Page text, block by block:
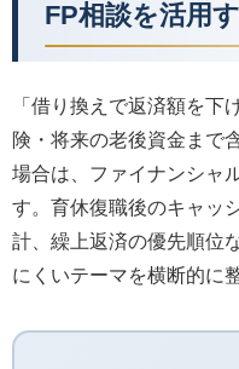
FP相談を活用
「借り換えで返済額を下
険・将来の老後資金まで
場合は、ファイナンシャ
す。育休復職後のキャッ
計、繰上返済の優先順位
にくいテーマを横断的に